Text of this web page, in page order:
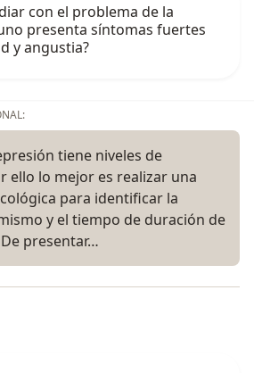
con el problema de la
presenta síntomas fuertes
y angustia?
tiene niveles de
ello lo mejor es realizar una
para identificar la
y el tiempo de duración de
presentar…